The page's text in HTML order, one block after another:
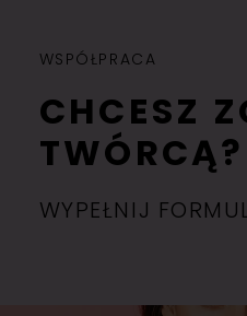
WSPÓŁPRACA
CHCESZ
TWÓRCĄ?
WYPEŁNIJ